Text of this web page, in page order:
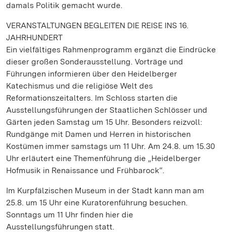
damals Politik gemacht wurde.
VERANSTALTUNGEN BEGLEITEN DIE REISE INS 16.
JAHRHUNDERT
Ein vielfältiges Rahmenprogramm ergänzt die Eindrücke
dieser großen Sonderausstellung. Vorträge und
Führungen informieren über den Heidelberger
Katechismus und die religiöse Welt des
Reformationszeitalters. Im Schloss starten die
Ausstellungsführungen der Staatlichen Schlösser und
Gärten jeden Samstag um 15 Uhr. Besonders reizvoll:
Rundgänge mit Damen und Herren in historischen
Kostümen immer samstags um 11 Uhr. Am 24.8. um 15.30
Uhr erläutert eine Themenführung die „Heidelberger
Hofmusik in Renaissance und Frühbarock“.
Im Kurpfälzischen Museum in der Stadt kann man am
25.8. um 15 Uhr eine Kuratorenführung besuchen.
Sonntags um 11 Uhr finden hier die
Ausstellungsführungen statt.